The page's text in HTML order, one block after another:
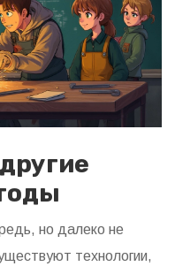
но далеко не
технологии,